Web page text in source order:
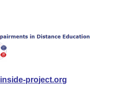
project.org